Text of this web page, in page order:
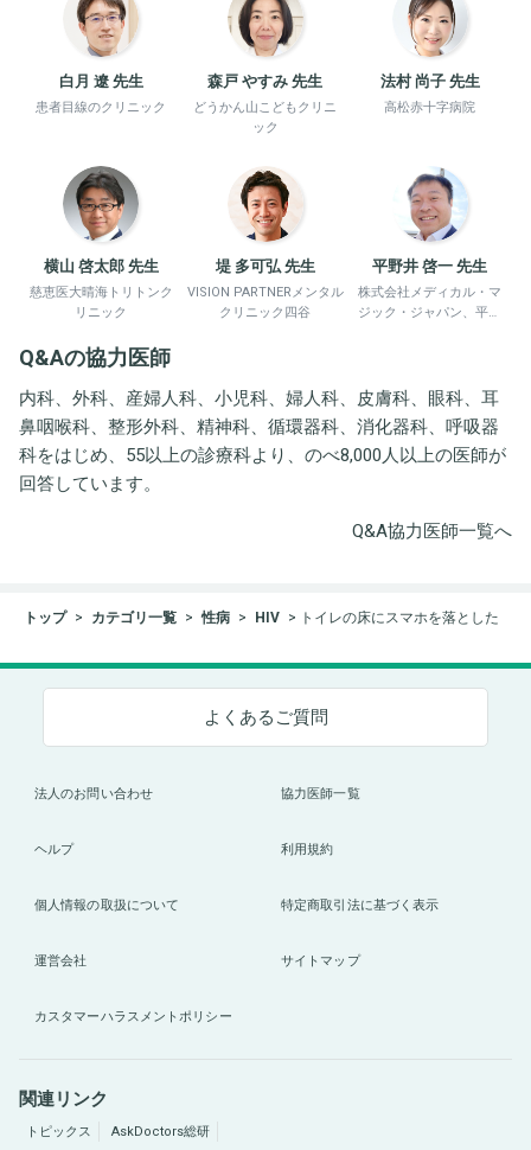
白月 遼 先生
患者目線のクリニック
森戸 やすみ 先生
どうかん山こどもクリニ
ック
法村 尚子 先生
高松赤十字病院
横山 啓太郎 先生
慈恵医大晴海トリトンク
リニック
堤 多可弘 先生
VISION PARTNERメンタル
クリニック四谷
平野井 啓一 先生
株式会社メディカル・マ
ジック・ジャパン、平野
Q&Aの協力医師
内科、外科、産婦人科、小児科、婦人科、皮膚科、眼科、耳
鼻咽喉科、整形外科、精神科、循環器科、消化器科、呼吸器
科をはじめ、55以上の診療科より、のべ8,000人以上の医師が
回答しています。
Q&A協力医師一覧へ
トップ カテゴリ一覧 性病 HIV トイレの床にスマホを落とした
よくあるご質問
法人のお問い合わせ 協力医師一覧
ヘルプ 利用規約
個人情報の取扱について 特定商取引法に基づく表示
運営会社 サイトマップ
カスタマーハラスメントポリシー
関連リンク
トピックス AskDoctors総研